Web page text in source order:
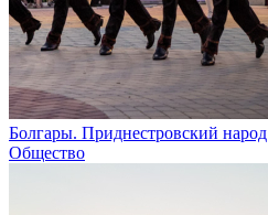
Болгары. Приднестровский народ
Общество